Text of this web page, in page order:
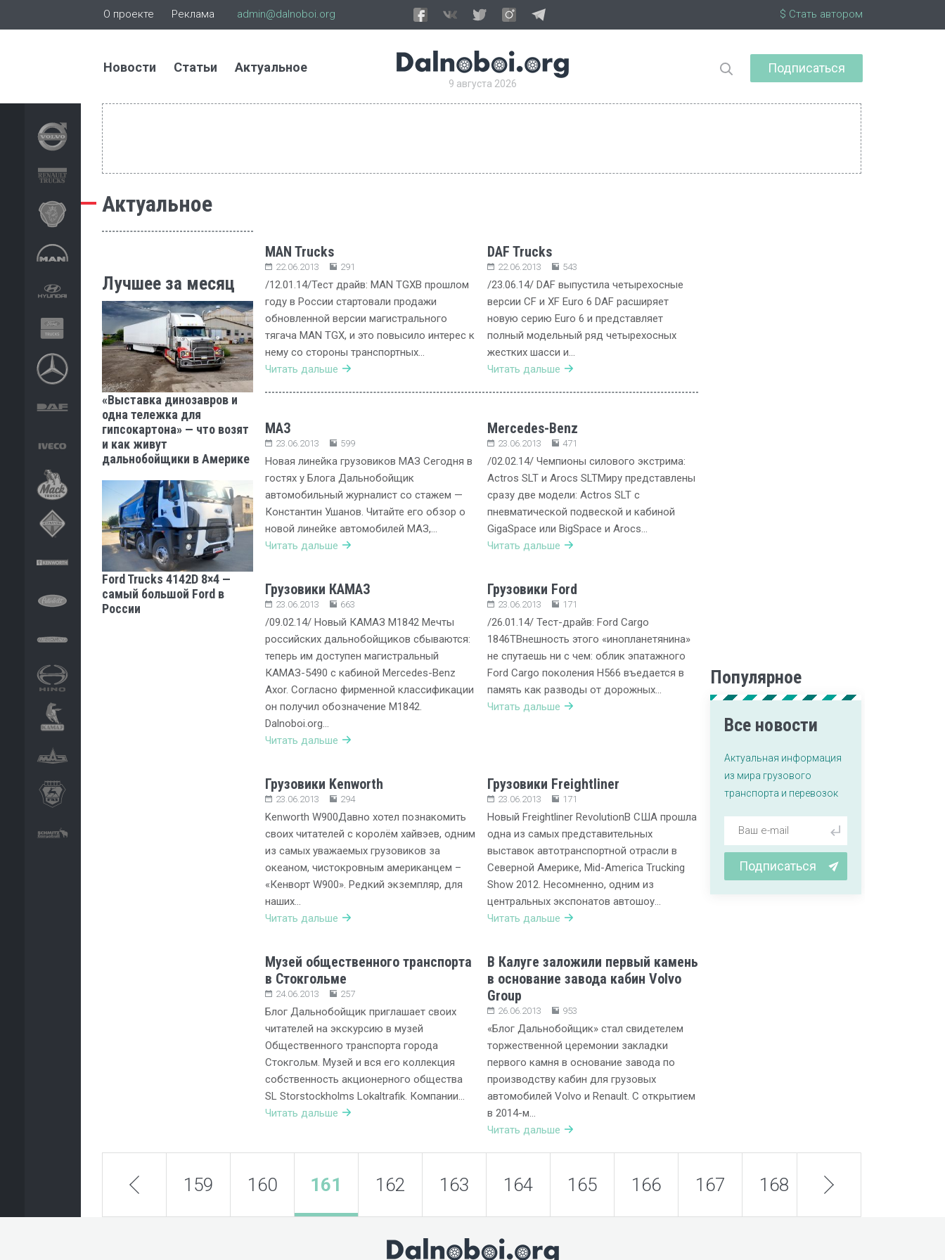
О проекте Реклама admin@dalnoboi.org $ Стать автором
Новости Статьи Актуальное
9 августа 2026
Подписаться
Актуальное
Лучшее за месяц
«Выставка динозавров и
одна тележка для
гипсокартона» — что возят
и как живут
дальнобойщики в Америке
Ford Trucks 4142D 8×4 —
самый большой Ford в
России
MAN Trucks
22.06.2013 291
/12.01.14/Тест драйв: MAN TGXВ прошлом
году в России стартовали продажи
обновленной версии магистрального
тягача MAN TGX, и это повысило интерес к
нему со стороны транспортных…
Читать дальше
DAF Trucks
22.06.2013 543
/23.06.14/ DAF выпустила четырехосные
версии CF и XF Euro 6 DAF расширяет
новую серию Euro 6 и представляет
полный модельный ряд четырехосных
жестких шасси и…
Читать дальше
МАЗ
23.06.2013 599
Новая линейка грузовиков МАЗ Сегодня в
гостях у Блога Дальнобойщик
автомобильный журналист со стажем —
Константин Ушанов. Читайте его обзор о
новой линейке автомобилей МАЗ,…
Читать дальше
Mercedes-Benz
23.06.2013 471
/02.02.14/ Чемпионы силового экстрима:
Actros SLT и Arocs SLTМиру представлены
сразу две модели: Actros SLT с
пневматической подвеской и кабиной
GigaSpace или BigSpace и Arocs…
Читать дальше
Грузовики КАМАЗ
23.06.2013 663
/09.02.14/ Новый КАМАЗ М1842 Мечты
российских дальнобойщиков сбываются:
теперь им доступен магистральный
КАМАЗ-5490 с кабиной Mercedes-Benz
Axor. Согласно фирменной классификации
он получил обозначение М1842.
Dalnoboi.org…
Читать дальше
Грузовики Ford
23.06.2013 171
/26.01.14/ Тест-драйв: Ford Cargo
1846TВнешность этого «инопланетянина»
не спутаешь ни с чем: облик эпатажного
Ford Cargo поколения Н566 въедается в
память как разводы от дорожных…
Читать дальше
Грузовики Kenworth
23.06.2013 294
Kenworth W900Давно хотел познакомить
своих читателей с королём хайвэев, одним
из самых уважаемых грузовиков за
океаном, чистокровным американцем –
«Кенворт W900». Редкий экземпляр, для
наших…
Читать дальше
Грузовики Freightliner
23.06.2013 171
Новый Freightliner RevolutionВ США прошла
одна из самых представительных
выставок автотранспортной отрасли в
Северной Америке, Mid-America Trucking
Show 2012. Несомненно, одним из
центральных экспонатов автошоу…
Читать дальше
Музей общественного транспорта
в Стокгольме
24.06.2013 257
Блог Дальнобойщик приглашает своих
читателей на экскурсию в музей
Общественного транспорта города
Стокгольм. Музей и вся его коллекция
собственность акционерного общества
SL Storstockholms Lokaltrafik. Компании…
Читать дальше
В Калуге заложили первый камень
в основание завода кабин Volvo
Group
26.06.2013 953
«Блог Дальнобойщик» стал свидетелем
торжественной церемонии закладки
первого камня в основание завода по
производству кабин для грузовых
автомобилей Volvo и Renault. С открытием
в 2014-м…
Читать дальше
Популярное
Все новости
Актуальная информация
из мира грузового
транспорта и перевозок
Подписаться
prev 159 160 161 162 163 164 165 166 167 168 169
next